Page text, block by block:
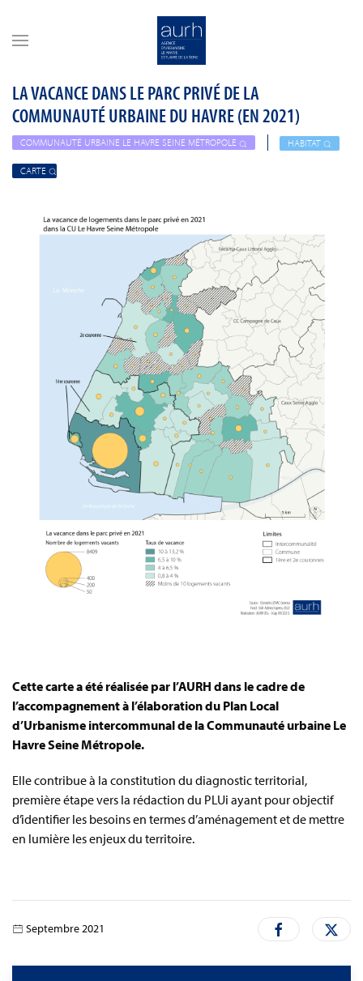
LA VACANCE DANS LE PARC PRIVÉ DE LA
COMMUNAUTÉ URBAINE DU HAVRE (EN 2021)
COMMUNAUTÉ URBAINE LE HAVRE SEINE MÉTROPOLE HABITAT
CARTE
Cette carte a été réalisée par l’AURH dans le cadre de
l’accompagnement à l’élaboration du Plan Local
d’Urbanisme intercommunal de la Communauté urbaine Le
Havre Seine Métropole.
Elle contribue à la constitution du diagnostic territorial,
première étape vers la rédaction du PLUi ayant pour objectif
d’identifier les besoins en termes d’aménagement et de mettre
en lumière les enjeux du territoire.
Septembre 2021